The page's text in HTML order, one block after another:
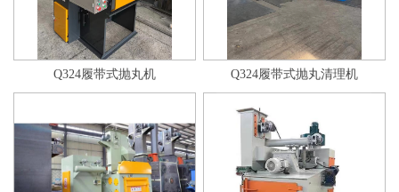
Q324履带式抛丸机 Q324履带式抛丸清理机